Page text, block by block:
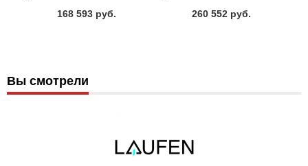
168 593 руб.
260 552 руб.
Вы смотрели